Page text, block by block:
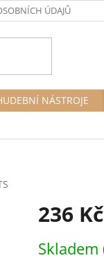
ÚDAJŮ
NÁSTROJE
236 Kč
cena:
Skladem